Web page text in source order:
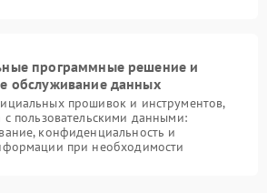
программные решение и
обслуживание данных
прошивок и инструментов,
с пользовательскими данными:
конфиденциальность и
при необходимости